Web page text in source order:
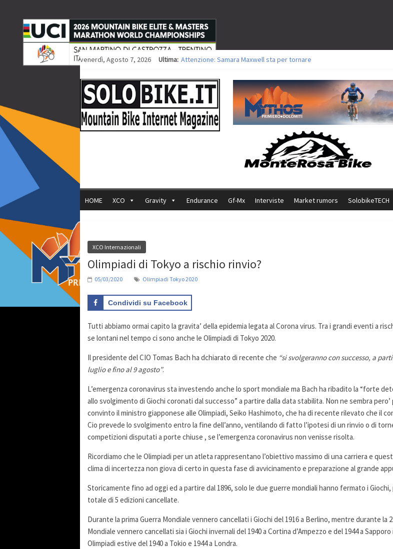
venerdì, Agosto 7, 2026 Ultima: Attenzione: Samara Maxwell sta per tornare
Europei XCO: vittorie per Ghibaudo, Grossmann e Gallis. Signorelli 5^ la
35ª Marathon Bike della Brianza: l’ultima sfida agonistica di una
Europei MTB: il Team Relay firma il secondo argento azzurro a
HOME XCO Gravity Endurance Gf-Mx Interviste Market rumors SolobikeTECH
XCO Internazionali
Olimpiadi di Tokyo a rischio rinvio?
05/03/2020 Olimpiadi Tokyo 2020
Condividi su Facebook
Tutti abbiamo ormai capito la gravita’ della epidemia legata al Corona virus. Tra i grandi eventi a
se lontani nel tempo ci sono anche le Olimpiadi di Tokyo 2020.
Il presidente del CIO Tomas Bach ha dchiarato di recente che “si svolgeranno con successo, a
luglio e fino al 9 agosto”.
L’emergenza coronavirus sta investendo anche lo sport mondiale ma Bach ha ribadito la “forte
allo svolgimento di Giochi coronati dal successo” a partire dalla data stabilita. Non ne sembra pero’
convinto il ministro giapponese alle Olimpiadi, Seiko Hashimoto, che ha di recente rilevato che il
Cio prevede lo svolgimento entro la fine dell’anno, ventilando di fatto l’ipotesi di un rinvio o di
competizioni disputati a porte chiuse , se l’emergenza coronavirus non venisse risolta.
Ricordiamo che le Olimpiadi per un atleta rappresentano l’obiettivo massimo di una carriera e
clima di incertezza non giova di certo in questa fase di avvicinamento e preparazione al grande
Storicamente fino ad oggi ed a partire dal 1896, solo le due guerre mondiali hanno fermato i Giochi,
totale di 5 edizioni cancellate.
Durante la prima Guerra Mondiale vennero cancellati i Giochi del 1916 a Berlino, mentre durante la
Mondiale vennero cancellati sia i Giochi invernali del 1940 a Cortina d’Ampezzo e del 1944 a Sapporo
Olimpiadi estive del 1940 a Tokio e 1944 a Londra.